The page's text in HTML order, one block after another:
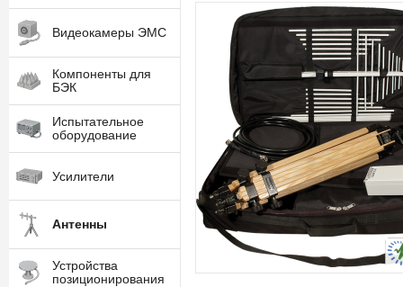
Видеокамеры ЭМС
Компоненты для
БЭК
Испытательное
оборудование
Усилители
Антенны
Устройства
позиционирования